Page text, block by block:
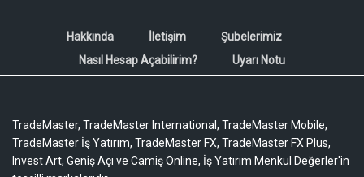
Hakkında İletişim
Şubelerimiz
Nasıl Hesap Açabilirim?
Uyarı Notu
TradeMaster, TradeMaster International, TradeMaster Mobile,
TradeMaster İş Yatırım, TradeMaster FX, TradeMaster FX Plus,
Invest Art, Geniş Açı ve Camiş Online, İş Yatırım Menkul Değerler'in